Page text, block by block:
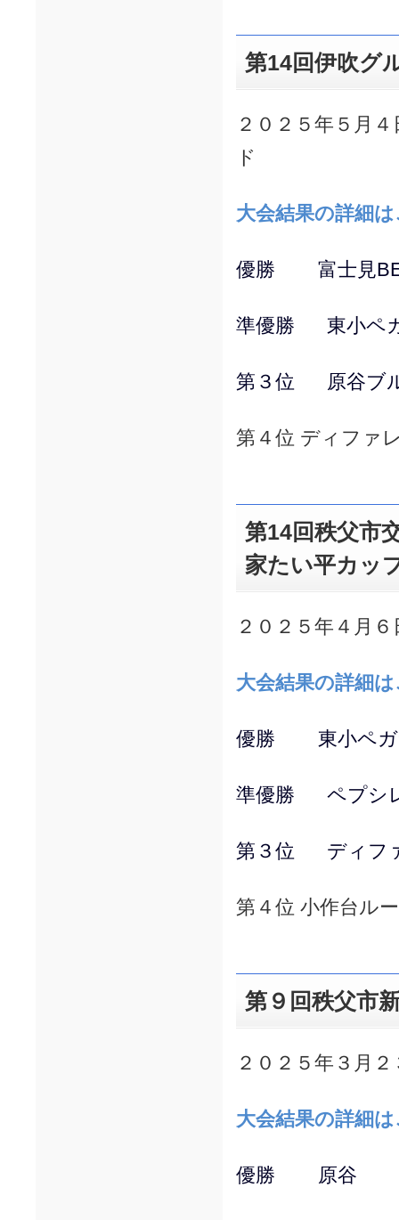
第14回伊吹グ
２０２５年５月
ド
大会結果の詳細
優勝 富士見
準優勝 東小ペ
第３位 原谷ブ
第４位 ディファ
第14回秩父市
家たい平カッ
２０２５年４月
大会結果の詳細
優勝 東小ペガ
準優勝 ペプシ
第３位 ディフ
第４位 小作台ル
第９回秩父市
２０２５年３月
大会結果の詳細
優勝 原谷